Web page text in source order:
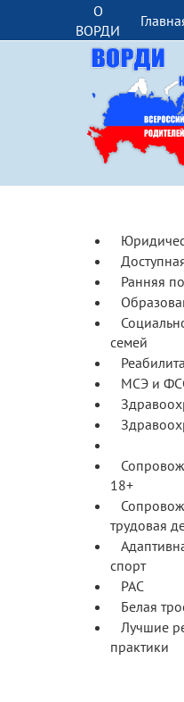
О
ВОРДИ
Ранняя
семей
МСЭ и
18+
трудовая
спорт
РАС
Белая
Лучшие
практики